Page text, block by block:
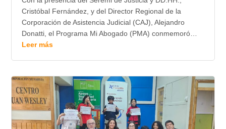
Cristóbal Fernández, y del Director Regional de la
Corporación de Asistencia Judicial (CAJ), Alejandro
Donatti, el Programa Mi Abogado (PMA) conmemoró…
Leer más